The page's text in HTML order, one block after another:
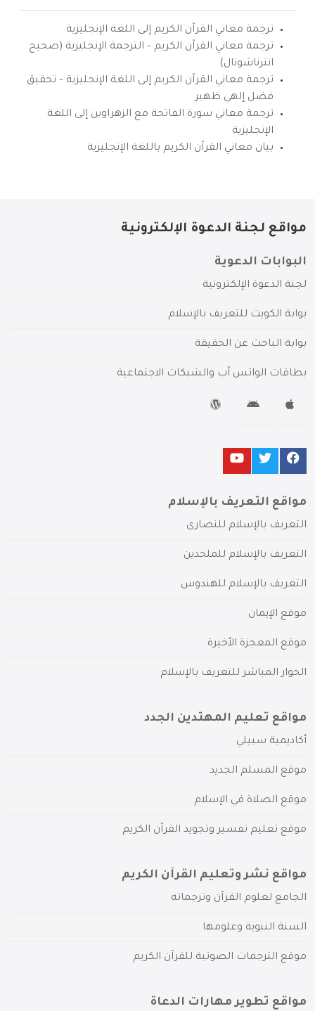
ترجمة معاني القرآن الكريم إلى اللغة الإنجليزية
ترجمة معاني القرآن الكريم – الترجمة الإنجليزية (صحيح
انترناشونال)
ترجمة معاني القرآن الكريم إلى اللغة الإنجليزية – تحقيق
فضل إلهي ظهير
ترجمة معاني سورة الفاتحة مع الزهراوين إلى اللغة
الإنجليزية
بيان معاني القرآن الكريم باللغة الإنجليزية
مواقع لجنة الدعوة الإلكترونية
البوابات الدعوية
لجنة الدعوة الإلكترونية
بوابة الكويت للتعريف بالإسلام
بوابة الباحث عن الحقيقة
بطاقات الواتس آب والشبكات الاجتماعية
مواقع التعريف بالإسلام
التعريف بالإسلام للنصارى
التعريف بالإسلام للملحدين
التعريف بالإسلام للهندوس
موقع الإيمان
موقع المعجزة الأخيرة
الحوار المباشر للتعريف بالإسلام
مواقع تعليم المهتدين الجدد
أكاديمية سبيلي
موقع المسلم الجديد
موقع الصلاة في الإسلام
موقع تعليم تفسير وتجويد القرآن الكريم
مواقع نشر وتعليم القرآن الكريم
الجامع لعلوم القرآن وترجماته
السنة النبوية وعلومها
موقع الترجمات الصوتية للقرآن الكريم
مواقع تطوير مهارات الدعاة